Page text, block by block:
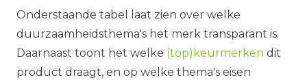
Onderstaande tabel laat zien over welke
duurzaamheidsthema's het merk transparant is.
Daarnaast toont het welke (top)keurmerken dit
product draagt, en op welke thema's eisen